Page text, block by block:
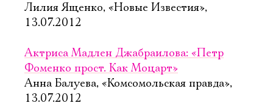
Лилия Ященко, «Новые Известия»,
13.07.2012
Актриса Мадлен Джабраилова: «Петр
Фоменко прост. Как Моцарт»
Анна Балуева, «Комсомольская правда»,
13.07.2012